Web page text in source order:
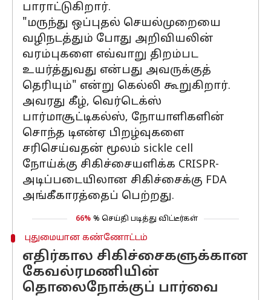
பாராட்டுகிறார்.
"மருந்து ஒப்புதல் செயல்முறையை
வழிநடத்தும் போது அறிவியலின்
வரம்புகளை எவ்வாறு திறம்பட
உயர்த்துவது என்பது அவருக்குத்
தெரியும்" என்று கெல்லி கூறுகிறார்.
அவரது கீழ், வெர்டெக்ஸ்
பார்மாசூட்டிகல்ஸ், நோயாளிகளின்
சொந்த டிஎன்ஏ பிறழ்வுகளை
சரிசெய்வதன் மூலம் sickle cell
நோய்க்கு சிகிச்சையளிக்க CRISPR-
அடிப்படையிலான சிகிச்சைக்கு FDA
அங்கீகாரத்தைப் பெற்றது.
66% % செய்தி படித்து விட்டீர்கள்
புதுமையான கண்ணோட்டம்
எதிர்கால சிகிச்சைகளுக்கான
கேவல்ரமணியின்
தொலைநோக்குப் பார்வை